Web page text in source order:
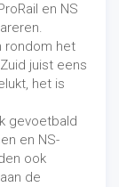
en NS
rondom het
juist eens
het is
gevoetbald
en NS-
ook
de